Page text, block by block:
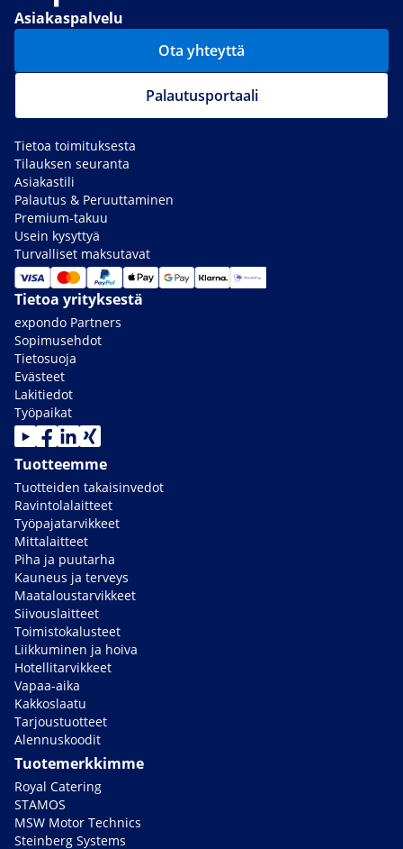
Asiakaspalvelu
Ota yhteyttä
Palautusportaali
Tietoa toimituksesta
Tilauksen seuranta
Asiakastili
Palautus & Peruuttaminen
Premium-takuu
Usein kysyttyä
Turvalliset maksutavat
Tietoa yrityksestä
expondo Partners
Sopimusehdot
Tietosuoja
Evästeet
Lakitiedot
Työpaikat
Tuotteemme
Tuotteiden takaisinvedot
Ravintolalaitteet
Työpajatarvikkeet
Mittalaitteet
Piha ja puutarha
Kauneus ja terveys
Maataloustarvikkeet
Siivouslaitteet
Toimistokalusteet
Liikkuminen ja hoiva
Hotellitarvikkeet
Vapaa-aika
Kakkoslaatu
Tarjoustuotteet
Alennuskoodit
Tuotemerkkimme
Royal Catering
STAMOS
MSW Motor Technics
Steinberg Systems